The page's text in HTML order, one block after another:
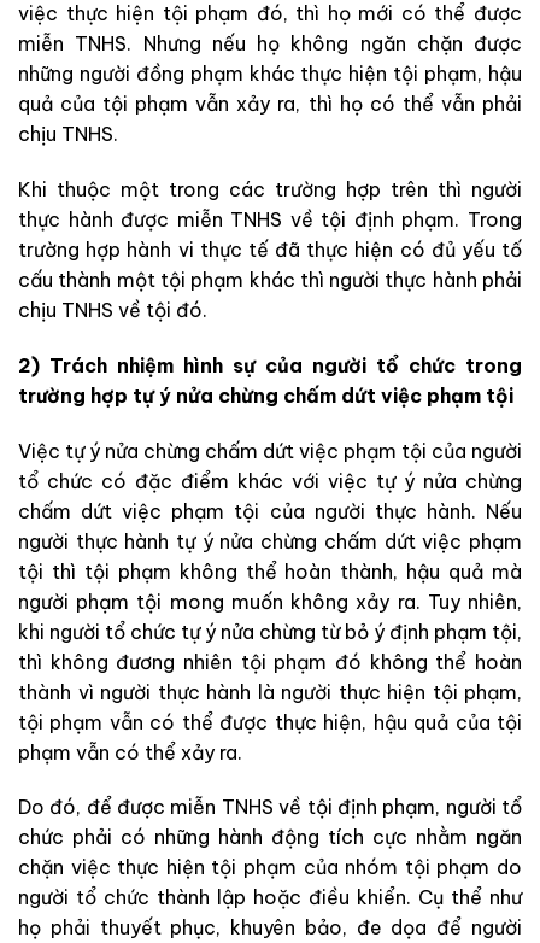
việc thực hiện tội phạm đó, thì họ mới có thể được
miễn TNHS. Nhưng nếu họ không ngăn chặn được
những người đồng phạm khác thực hiện tội phạm, hậu
quả của tội phạm vẫn xảy ra, thì họ có thể vẫn phải
chịu TNHS.
Khi thuộc một trong các trường hợp trên thì người
thực hành được miễn TNHS về tội định phạm. Trong
trường hợp hành vi thực tế đã thực hiện có đủ yếu tố
cấu thành một tội phạm khác thì người thực hành phải
chịu TNHS về tội đó.
2) Trách nhiệm hình sự của người tổ chức trong
trường hợp tự ý nửa chừng chấm dứt việc phạm tội
Việc tự ý nửa chừng chấm dứt việc phạm tội của người
tổ chức có đặc điểm khác với việc tự ý nửa chừng
chấm dứt việc phạm tội của người thực hành. Nếu
người thực hành tự ý nửa chừng chấm dứt việc phạm
tội thì tội phạm không thể hoàn thành, hậu quả mà
người phạm tội mong muốn không xảy ra. Tuy nhiên,
khi người tổ chức tự ý nửa chừng từ bỏ ý định phạm tội,
thì không đương nhiên tội phạm đó không thể hoàn
thành vì người thực hành là người thực hiện tội phạm,
tội phạm vẫn có thể được thực hiện, hậu quả của tội
phạm vẫn có thể xảy ra.
Do đó, để được miễn TNHS về tội định phạm, người tổ
chức phải có những hành động tích cực nhằm ngăn
chặn việc thực hiện tội phạm của nhóm tội phạm do
người tổ chức thành lập hoặc điều khiển. Cụ thể như
họ phải thuyết phục, khuyên bảo, đe dọa để người